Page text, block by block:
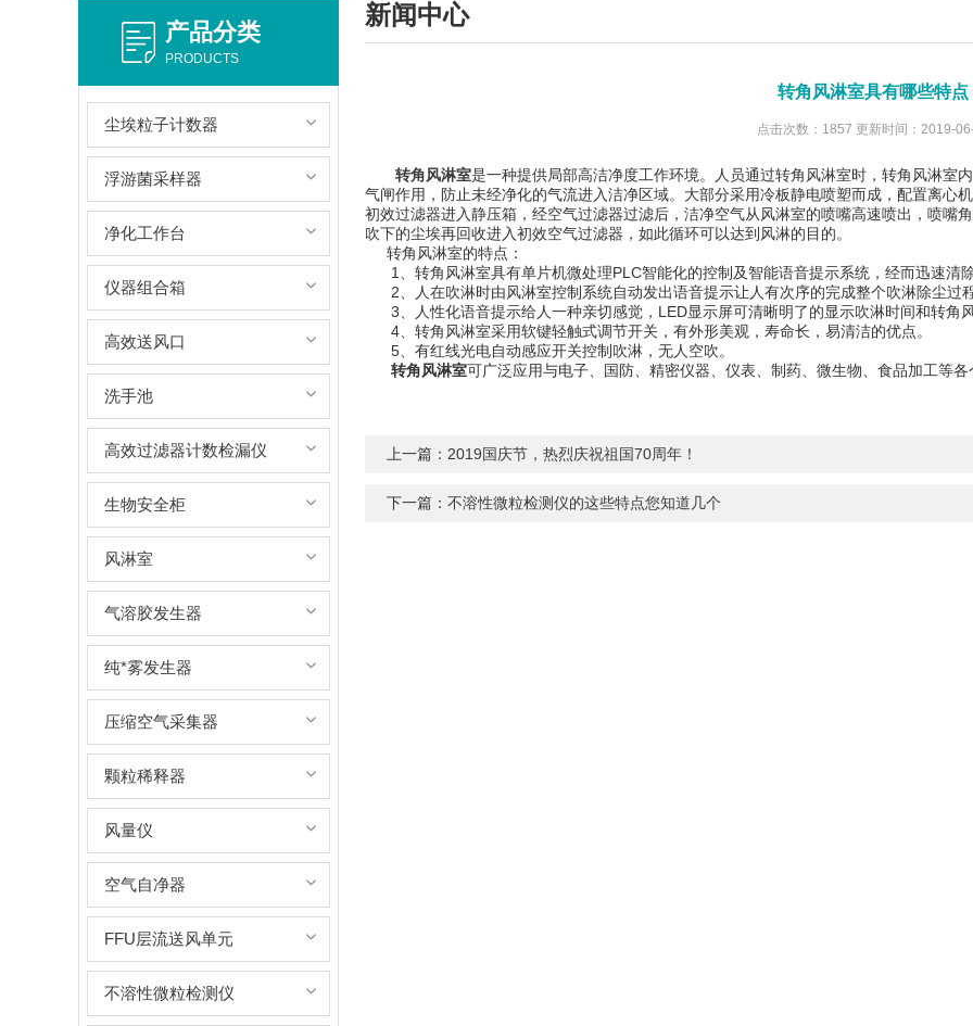
新闻中心
转角风淋室具有哪些特点
点击次数：1857 更新时间：2019-
转角风淋室是一种提供局部高洁净度工作环境。人员通过转角风淋室时，转角风淋室
气闸作用，防止未经净化的气流进入洁净区域。大部分采用冷板静电喷塑而成，配置离
初效过滤器进入静压箱，经空气过滤器过滤后，洁净空气从风淋室的喷嘴高速喷出，喷嘴
吹下的尘埃再回收进入初效空气过滤器，如此循环可以达到风淋的目的。
转角风淋室的特点：
1、转角风淋室具有单片机微处理PLC智能化的控制及智能语音提示系统，经而迅速清除
2、人在吹淋时由风淋室控制系统自动发出语音提示让人有次序的完成整个吹淋除尘过
3、人性化语音提示给人一种亲切感觉，LED显示屏可清晰明了的显示吹淋时间和转角
4、转角风淋室采用软键轻触式调节开关，有外形美观，寿命长，易清洁的优点。
5、有红线光电自动感应开关控制吹淋，无人空吹。
转角风淋室可广泛应用与电子、国防、精密仪器、仪表、制药、微生物、食品加工等各
上一篇： 2019国庆节，热烈庆祝祖国70周年！
下一篇： 不溶性微粒检测仪的这些特点您知道几个
产品分类
PRODUCTS
尘埃粒子计数器
浮游菌采样器
净化工作台
仪器组合箱
高效送风口
洗手池
高效过滤器计数检漏仪
生物安全柜
风淋室
气溶胶发生器
纯*雾发生器
压缩空气采集器
颗粒稀释器
风量仪
空气自净器
FFU层流送风单元
不溶性微粒检测仪